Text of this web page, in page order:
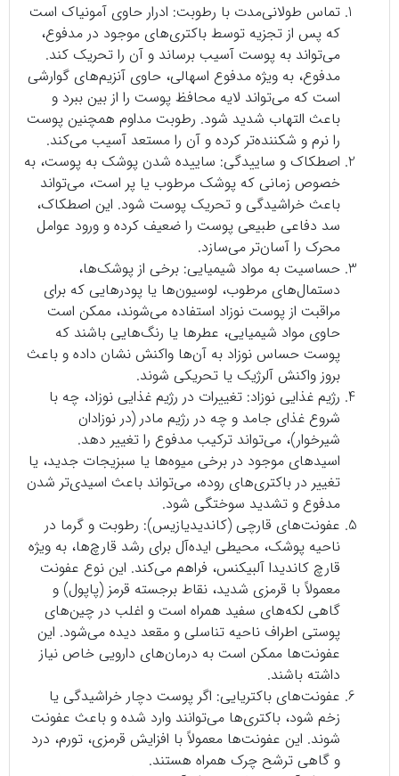
تماس طولانی‌مدت با رطوبت: ادرار حاوی آمونیاک است
که پس از تجزیه توسط باکتری‌های موجود در مدفوع،
می‌تواند به پوست آسیب برساند و آن را تحریک کند.
مدفوع، به ویژه مدفوع اسهالی، حاوی آنزیم‌های گوارشی
است که می‌تواند لایه محافظ پوست را از بین ببرد و
باعث التهاب شدید شود. رطوبت مداوم همچنین پوست
را نرم و شکننده‌تر کرده و آن را مستعد آسیب می‌کند.
اصطکاک و ساییدگی: ساییده شدن پوشک به پوست، به
خصوص زمانی که پوشک مرطوب یا پر است، می‌تواند
باعث خراشیدگی و تحریک پوست شود. این اصطکاک،
سد دفاعی طبیعی پوست را ضعیف کرده و ورود عوامل
محرک را آسان‌تر می‌سازد.
حساسیت به مواد شیمیایی: برخی از پوشک‌ها،
دستمال‌های مرطوب، لوسیون‌ها یا پودرهایی که برای
مراقبت از پوست نوزاد استفاده می‌شوند، ممکن است
حاوی مواد شیمیایی، عطرها یا رنگ‌هایی باشند که
پوست حساس نوزاد به آن‌ها واکنش نشان داده و باعث
بروز واکنش آلرژیک یا تحریکی شوند.
رژیم غذایی نوزاد: تغییرات در رژیم غذایی نوزاد، چه با
شروع غذای جامد و چه در رژیم مادر (در نوزادان
شیرخوار)، می‌تواند ترکیب مدفوع را تغییر دهد.
اسیدهای موجود در برخی میوه‌ها یا سبزیجات جدید، یا
تغییر در باکتری‌های روده، می‌تواند باعث اسیدی‌تر شدن
مدفوع و تشدید سوختگی شود.
عفونت‌های قارچی (کاندیدیازیس): رطوبت و گرما در
ناحیه پوشک، محیطی ایده‌آل برای رشد قارچ‌ها، به ویژه
قارچ کاندیدا آلبیکنس، فراهم می‌کند. این نوع عفونت
معمولاً با قرمزی شدید، نقاط برجسته قرمز (پاپول) و
گاهی لکه‌های سفید همراه است و اغلب در چین‌های
پوستی اطراف ناحیه تناسلی و مقعد دیده می‌شود. این
عفونت‌ها ممکن است به درمان‌های دارویی خاص نیاز
داشته باشند.
عفونت‌های باکتریایی: اگر پوست دچار خراشیدگی یا
زخم شود، باکتری‌ها می‌توانند وارد شده و باعث عفونت
شوند. این عفونت‌ها معمولاً با افزایش قرمزی، تورم، درد
و گاهی ترشح چرک همراه هستند.